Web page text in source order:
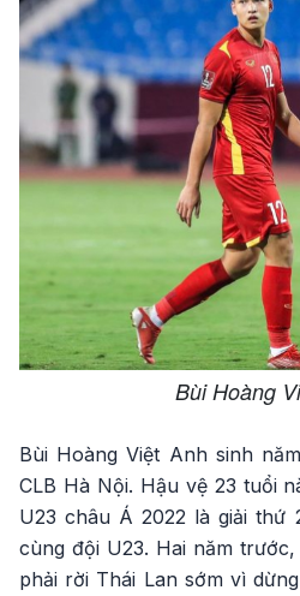
Bùi Hoàng
Bùi Hoàng Việt Anh sinh
CLB Hà Nội. Hậu vệ 23 tuổi
U23 châu Á 2022 là giải thứ
cùng đội U23. Hai năm
phải rời Thái Lan sớm vì